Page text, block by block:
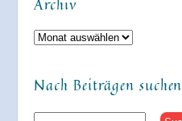
Archiv
Nach Beiträgen suchen